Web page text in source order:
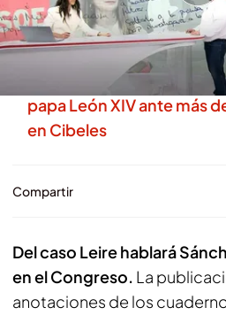
Del caso Leire hablará
junio en el Congreso
Así se ha vivido la Santa
papa León XIV ante más
en Cibeles
Compartir
Del caso Leire hablará
en el Congreso. La
anotaciones de los